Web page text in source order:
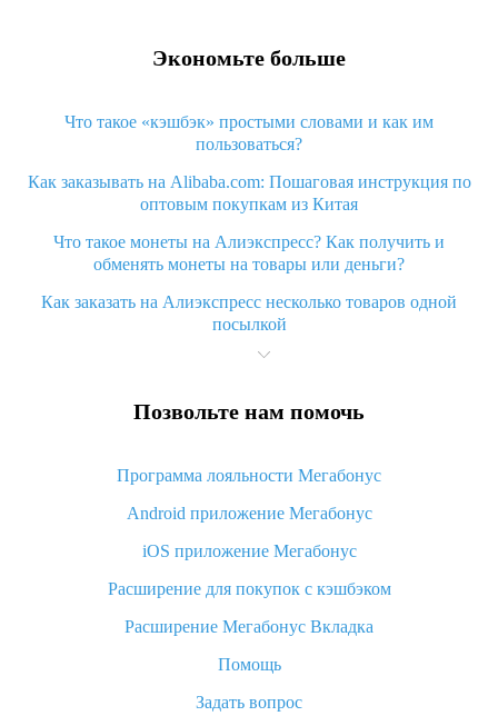
Экономьте больше
Что такое «кэшбэк» простыми словами и как им
пользоваться?
Как заказывать на Alibaba.com: Пошаговая инструкция по
оптовым покупкам из Китая
Что такое монеты на Алиэкспресс? Как получить и
обменять монеты на товары или деньги?
Как заказать на Алиэкспресс несколько товаров одной
посылкой
Что значит статус «Заказ закрыт» на Алиэкспресс и что
Что делать, если Алиэкспресс просит ввести паспортные
Как узнать, куда пришла посылка с Алиэкспресс
Вы отменили заказ на Алиэкспресс, когда вернут деньги?
Что такое баллы на Алиэкспресс, как их получить и
«AliExpress Standard Shipping»: что это за метод доставки и
как его отслеживать
Как покупать оптом на Алиэкспресс
Что делать, если не пришел товар с Алиэкспресс
Позвольте нам помочь
Программа лояльности Мегабонус
Android приложение Мегабонус
iOS приложение Мегабонус
Расширение для покупок с кэшбэком
Расширение Мегабонус Вкладка
Помощь
Задать вопрос